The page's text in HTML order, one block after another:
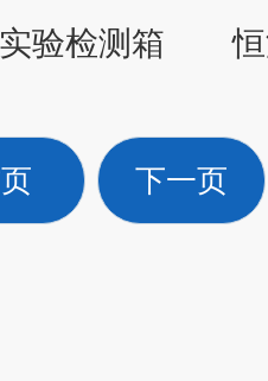
验检测箱
下一页